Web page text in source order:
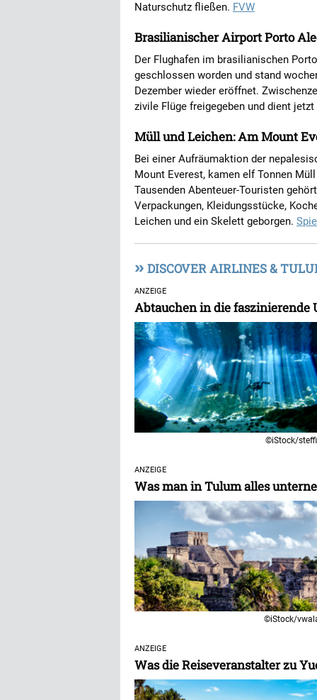
Naturschutz fließen. FVW
Brasilianischer Airport Porto
Der Flughafen im brasilianischen
geschlossen worden und stand
Dezember wieder eröffnet.
zivile Flüge freigegeben und dient
Müll und Leichen: Am Mount
Bei einer Aufräumaktion der
Mount Everest, kamen elf Tonnen
Tausenden Abenteuer-Touristen
Verpackungen, Kleidungsstücke,
Leichen und ein Skelett geborgen.
» DISCOVER AIRLINES &
ANZEIGE
Abtauchen in die
©iStock/
ANZEIGE
Was man in Tulum alles
©iStock/
ANZEIGE
Was die Reiseveranstalter zu